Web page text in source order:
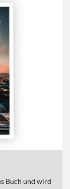
Buch und wird